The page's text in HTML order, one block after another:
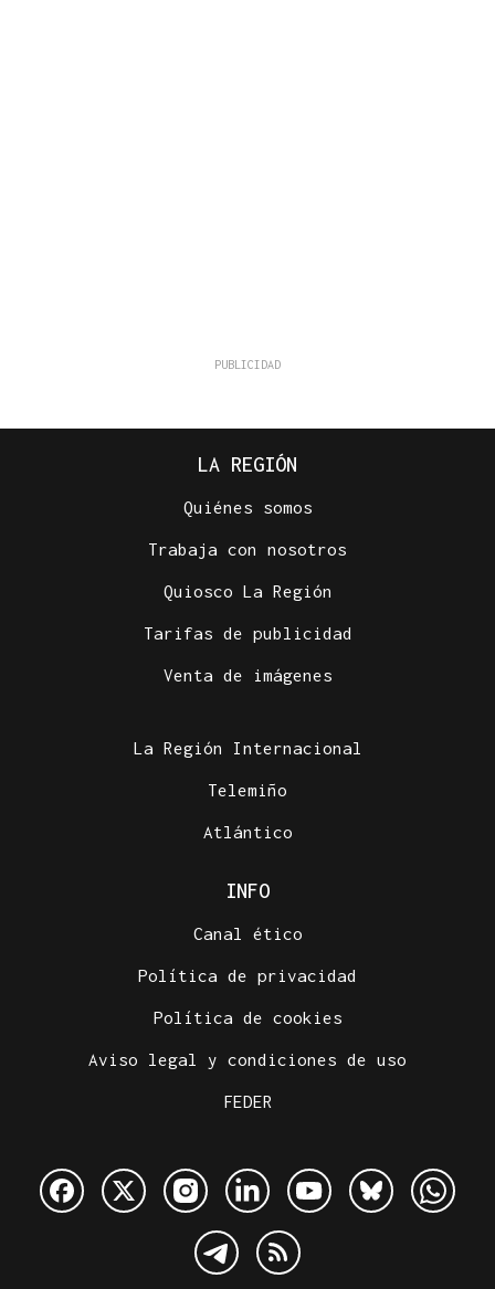
LA REGIÓN
Quiénes somos
Trabaja con nosotros
Quiosco La Región
Tarifas de publicidad
Venta de imágenes
La Región Internacional
Telemiño
Atlántico
INFO
Canal ético
Política de privacidad
Política de cookies
Aviso legal y condiciones de uso
FEDER